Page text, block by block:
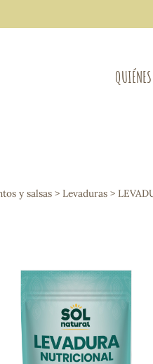
Osteo-articular
Mujer
Extracto de plantas
Ácidos Grasos
Depurativos
Bienestar emocional
Jalea Real
Memoria
y salsas > Levaduras >